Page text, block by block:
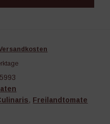
5993
, Freilandtomate